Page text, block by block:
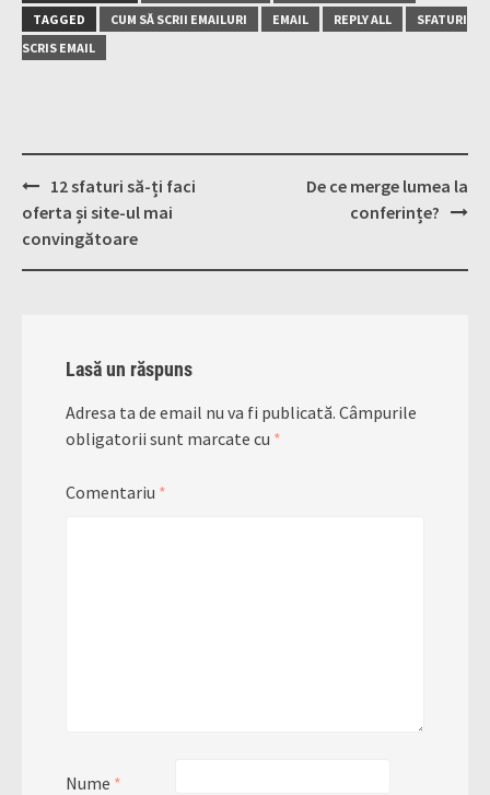
TAGGED
CUM SĂ SCRII EMAILURI EMAIL REPLY ALL
SFATURI
SCRIS EMAIL
Post
navigation
12 sfaturi să-ți faci
oferta și site-ul mai
convingătoare
De ce merge lumea la
conferințe?
Lasă un răspuns
Adresa ta de email nu va fi publicată. Câmpurile
obligatorii sunt marcate cu *
Comentariu *
Nume *